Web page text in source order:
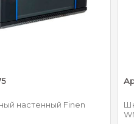
настенный Finen